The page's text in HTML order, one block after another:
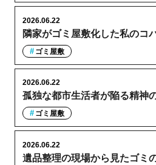
隣家がゴミ屋敷化した私のコ
2026.06.22
ゴミ屋敷
孤独な都市生活者が陥る精神
2026.06.22
ゴミ屋敷
遺品整理の現場から見たゴミ
2026.06.22